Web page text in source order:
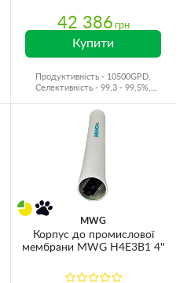
42 386 грн
Купити
Продуктивність - 10500GPD,
Селективність - 99,3 - 99,5%,
MWG
Корпус до промислової
мембрани MWG H4E3B1 4''